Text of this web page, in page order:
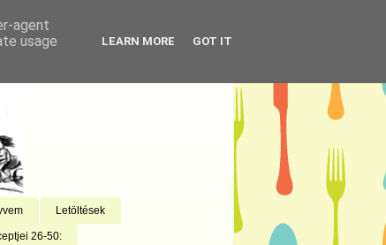
Letöltések
26-50:
agent
usage
LEARN MORE GOT IT